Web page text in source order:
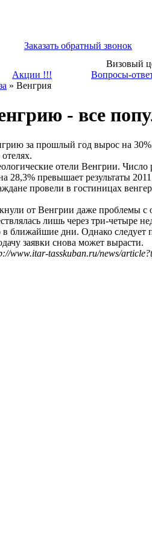
Заказать обратный звонок
Визовый
Акции !!! Вопросы-
» Венгрия
- все
за прошлый год вырос на
отели Венгрии.
28,3% превышает результаты
провели в гостиницах
от Венгрии даже проблемы
лишь через три-четыре
ближайшие дни. Однако следует
заявки снова может вырасти.
www.itar-tasskuban.ru/news/